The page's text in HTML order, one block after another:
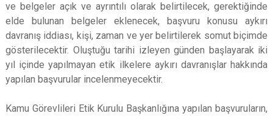
ve belgeler açık ve ayrıntılı olarak belirtilecek, gerektiğinde
elde bulunan belgeler eklenecek, başvuru konusu aykırı
davranış iddiası, kişi, zaman ve yer belirtilerek somut biçimde
gösterilecektir. Oluştuğu tarihi izleyen günden başlayarak iki
yıl içinde yapılmayan etik ilkelere aykırı davranışlar hakkında
yapılan başvurular incelenmeyecektir.
Kamu Görevlileri Etik Kurulu Başkanlığına yapılan başvuruların,